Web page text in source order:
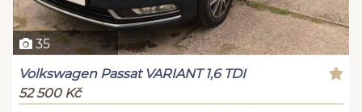
35
Volkswagen Passat VARIANT 1,6 TDI
52 500 Kč